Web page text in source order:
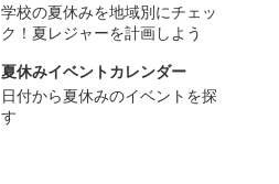
学校の夏休みを地域別にチェッ
ク！夏レジャーを計画しよう
夏休みイベントカレンダー
日付から夏休みのイベントを探
す